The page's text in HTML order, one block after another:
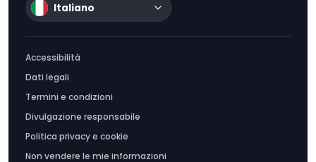
Italiano
Accessibilità
Dati legali
Termini e condizioni
Divulgazione responsabile
Politica privacy e cookie
Non vendere le mie informazioni